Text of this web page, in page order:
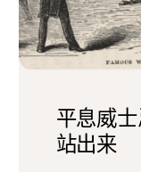
平息威
站出来